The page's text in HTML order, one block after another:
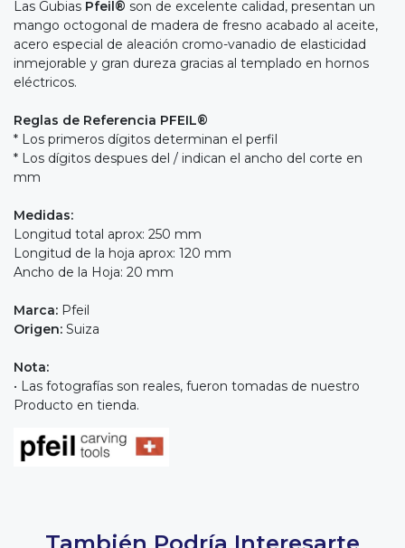
Las Gubias Pfeil® son de excelente calidad, presentan un
mango octogonal de madera de fresno acabado al aceite,
acero especial de aleación cromo-vanadio de elasticidad
inmejorable y gran dureza gracias al templado en hornos
eléctricos.
Reglas de Referencia PFEIL®
* Los primeros dígitos determinan el perfil
* Los dígitos despues del / indican el ancho del corte en
mm
Medidas:
Longitud total aprox: 250 mm
Longitud de la hoja aprox: 120 mm
Ancho de la Hoja: 20 mm
Marca: Pfeil
Origen: Suiza
Nota:
• Las fotografías son reales, fueron tomadas de nuestro
Producto en tienda.